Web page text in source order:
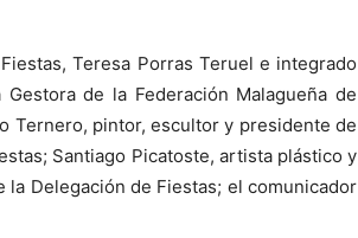
Teresa Porras Teruel e integrado
de la Federación Malagueña de
Ternero, pintor, escultor y presidente de
Santiago Picatoste, artista plástico y
Delegación de Fiestas; el comunicador